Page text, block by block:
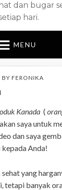
dan bugar
hari.
MENU
BY FERONIKA
Kanada (
saya untuk
dan saya
Anda!
yang
tetapi banyak